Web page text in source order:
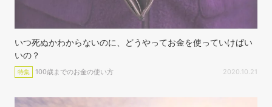
いつ死ぬかわからないのに、どうやってお金を使っていけばい
いの？
特集 100歳までのお金の使い方 2020.10.21